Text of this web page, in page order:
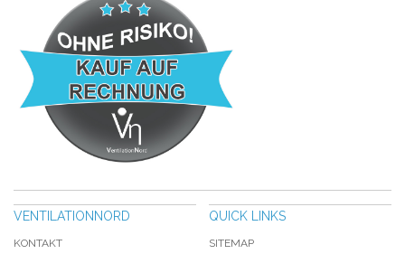
VENTILATIONNORD
KONTAKT
QUICK LINKS
SITEMAP